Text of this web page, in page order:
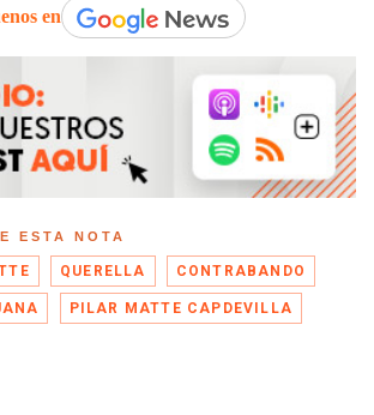
en
ESTA NOTA
QUERELLA CONTRABANDO
PILAR MATTE CAPDEVILLA